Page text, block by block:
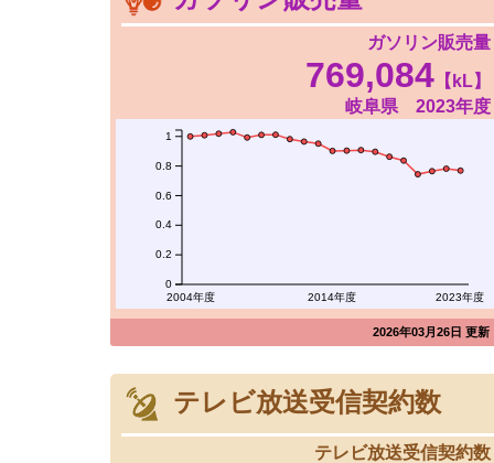
ガソリン販売量
769,084【kL】
岐阜県 2023年度
2004年度 2014年度 2023年度
0
0.2
0.4
0.6
0.8
1
2026年03月26日 更新
テレビ放送受信契約数
テレビ放送受信契約数